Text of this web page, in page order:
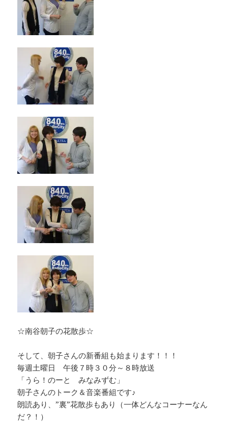
☆南谷朝子の花散歩☆
そして、朝子さんの新番組も始まります！！！
毎週土曜日 午後７時３０分～８時放送
「うら！のーと みなみずむ」
朝子さんのトーク＆音楽番組です♪
朗読あり、”裏”花散歩もあり（一体どんなコーナーなん
だ？！）